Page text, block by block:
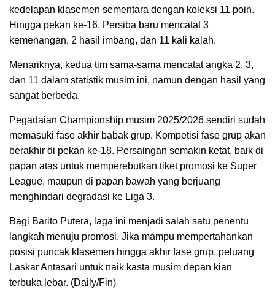
kedelapan klasemen sementara dengan koleksi 11 poin.
Hingga pekan ke-16, Persiba baru mencatat 3
kemenangan, 2 hasil imbang, dan 11 kali kalah.
Menariknya, kedua tim sama-sama mencatat angka 2, 3,
dan 11 dalam statistik musim ini, namun dengan hasil yang
sangat berbeda.
Pegadaian Championship musim 2025/2026 sendiri sudah
memasuki fase akhir babak grup. Kompetisi fase grup akan
berakhir di pekan ke-18. Persaingan semakin ketat, baik di
papan atas untuk memperebutkan tiket promosi ke Super
League, maupun di papan bawah yang berjuang
menghindari degradasi ke Liga 3.
Bagi Barito Putera, laga ini menjadi salah satu penentu
langkah menuju promosi. Jika mampu mempertahankan
posisi puncak klasemen hingga akhir fase grup, peluang
Laskar Antasari untuk naik kasta musim depan kian
terbuka lebar. (Daily/Fin)